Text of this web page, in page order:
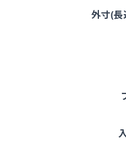
外寸(